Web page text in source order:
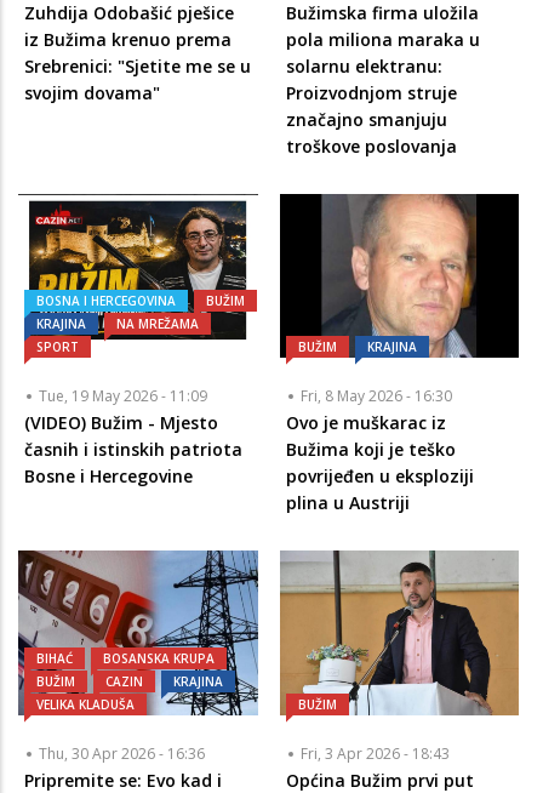
Zuhdija Odobašić pješice
iz Bužima krenuo prema
Srebrenici: "Sjetite me se u
svojim dovama"
Bužimska firma uložila
pola miliona maraka u
solarnu elektranu:
Proizvodnjom struje
značajno smanjuju
troškove poslovanja
BOSNA I HERCEGOVINA
BUŽIM
KRAJINA
NA MREŽAMA
SPORT
Tue, 19 May 2026 - 11:09
(VIDEO) Bužim - Mjesto
časnih i istinskih patriota
Bosne i Hercegovine
BUŽIM KRAJINA
Fri, 8 May 2026 - 16:30
Ovo je muškarac iz
Bužima koji je teško
povrijeđen u eksploziji
plina u Austriji
BIHAĆ
BOSANSKA KRUPA
BUŽIM
CAZIN
KRAJINA
VELIKA KLADUŠA
Thu, 30 Apr 2026 - 16:36
Pripremite se: Evo kad i
BUŽIM
Fri, 3 Apr 2026 - 18:43
Općina Bužim prvi put